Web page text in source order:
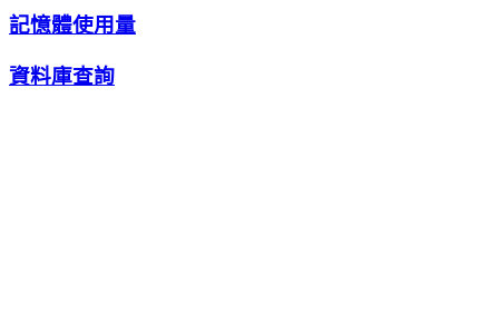
記憶體使用量
資料庫查詢